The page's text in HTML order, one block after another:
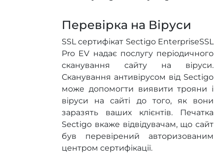
Перевірка на Віруси
SSL сертифікат Sectigo EnterpriseSSL
Pro EV надає послугу періодичного
сканування сайту на віруси.
Сканування антивірусом від Sectigo
може допомогти виявити трояни і
віруси на сайті до того, як вони
заразять ваших клієнтів. Печатка
Sectigo вкаже відвідувачам, що сайт
був перевірений авторизованим
центром сертифікації.